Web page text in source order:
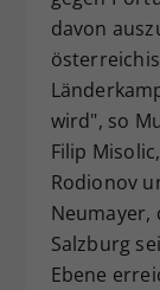
davon
wird", so
Filip
Rodionov
Neumayer,
Salzburg
Ebene